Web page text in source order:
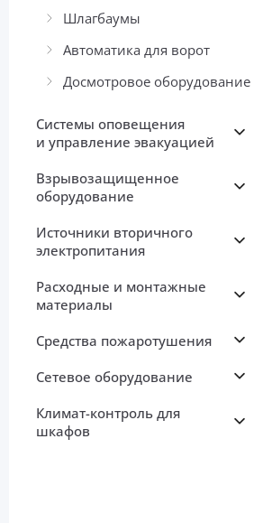
Шлагбаумы
Автоматика для ворот
Досмотровое оборудование
Системы оповещения
и управление эвакуацией
Взрывозащищенное
оборудование
Источники вторичного
электропитания
Расходные и монтажные
материалы
Средства пожаротушения
Сетевое оборудование
Климат-контроль для
шкафов